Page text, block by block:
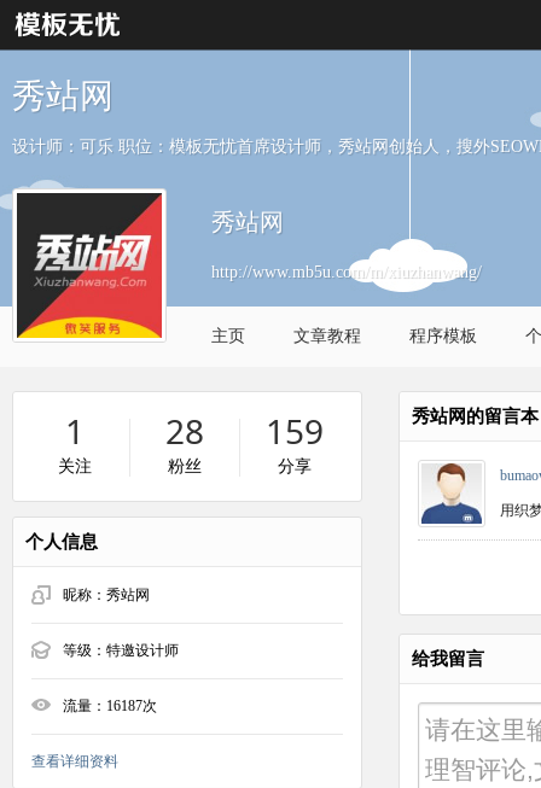
秀站网
设计师：可乐 职位：模板无忧首席设计师，秀站网创始人，搜外
秀站网
http://www.mb5u.com/m/xiuzhanwang/
主页 文章教程 程序模板
1
关注
28
粉丝
159
分享
个人信息
昵称： 秀站网
等级： 特邀设计师
流量： 16187次
查看详细资料
秀站网的留言本
用织
给我留言